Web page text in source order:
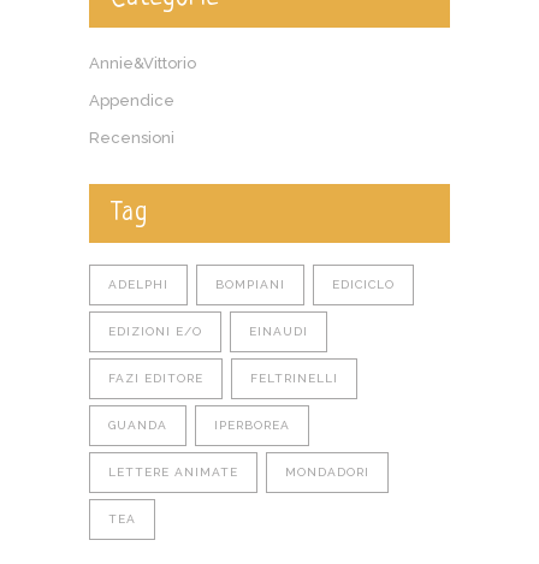
Annie&Vittorio
Appendice
Recensioni
Tag
ADELPHI BOMPIANI EDICICLO
EDIZIONI E/O EINAUDI
FAZI EDITORE FELTRINELLI
GUANDA IPERBOREA
LETTERE ANIMATE MONDADORI
TEA